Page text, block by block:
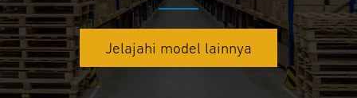
Jelajahi model lainnya